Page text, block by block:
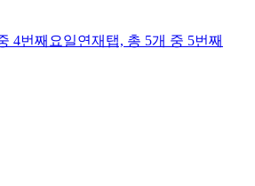
4번째 요일연재 탭, 총 5개 중 5번째